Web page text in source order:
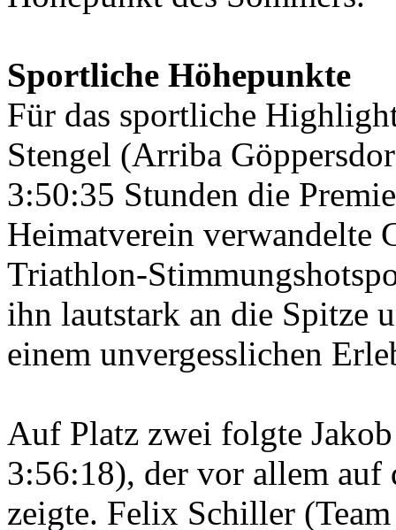
Sportliche Höhepunkte
Für das sportliche
Stengel (Arriba
3:50:35 Stunden die
Heimatverein verwandelte
Triathlon-
ihn lautstark an die Spitze
einem unvergesslichen
Auf Platz zwei folgte
3:56:18), der vor allem auf
zeigte. Felix Schiller